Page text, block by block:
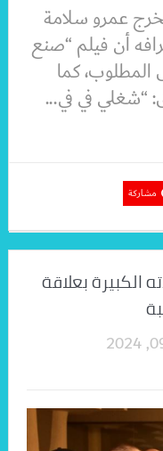
عمرو سلامة
أن فيلم “صنع
كما
“شغلي في في...
مشاركة
بعلاقة